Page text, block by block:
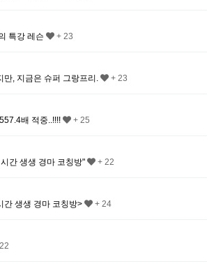
특강 레슨
+ 23
만, 지금은 슈퍼 그랑프리.
+ 23
배 적중..!!!!
+ 25
간 생생 경마 코칭방"
+ 22
간 생생 경마 코칭방>
+ 24